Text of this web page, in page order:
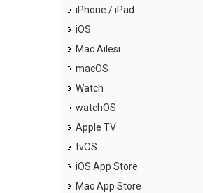
iPhone / iPad
iOS
Mac Ailesi
macOS
Watch
watchOS
Apple TV
tvOS
iOS App Store
Mac App Store